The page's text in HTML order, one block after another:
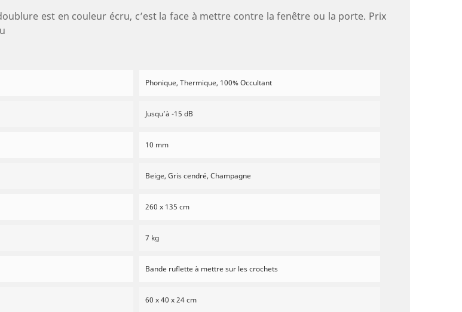
est en couleur écru, c’est la face à mettre contre la fenêtre ou la porte. Prix
Phonique, Thermique, 100% Occultant
Jusqu’à -15 dB
10 mm
Beige, Gris cendré, Champagne
260 x 135 cm
7 kg
Bande ruflette à mettre sur les crochets
60 x 40 x 24 cm